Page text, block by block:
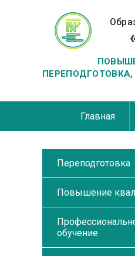
Главная
Переподготовка
Повышение
обучение